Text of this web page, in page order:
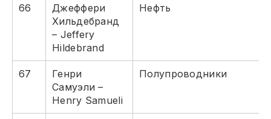
66
Джеффери
Хильдебранд
– Jeffery
Hildebrand
Нефть
67
Генри
Самуэли –
Henry Samueli
Полупроводники